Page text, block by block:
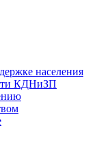
населения
КДНиЗП